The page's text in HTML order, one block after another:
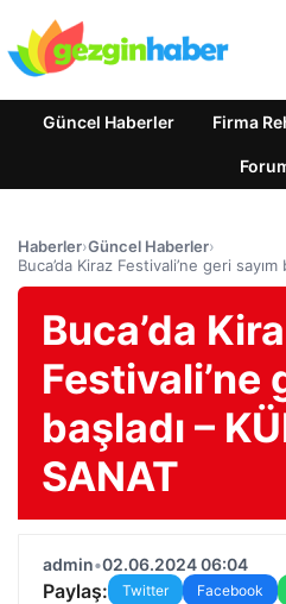
Güncel Haberler Firma
Haberler›Güncel Haberler›
Buca’da Kiraz Festivali’ne geri
Buca’da
Festivali’ne
başladı –
SANAT
admin•02.06.2024 06:04
Paylaş: Twitter Facebook